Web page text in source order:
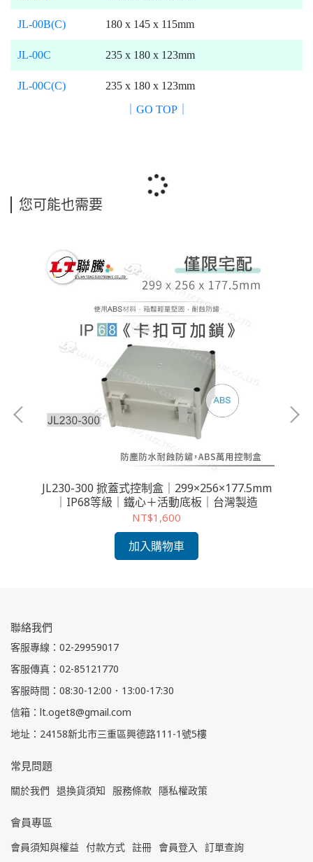
JL-00B(C) 180 x 145 x 115mm
JL-00C 235 x 180 x 123mm
JL-00C(C)
235 x 180 x 123mm
｜GO TOP｜
您可能也需要
JL230-300 掀蓋式控制盒｜299×256×177.5mm
｜IP68等級｜鐵心＋活動底板｜台灣製造
NT$1,600
加入購物車
聯絡我們
客服專線：02-29959017
客服傳真：02-85121770
客服時間：08:30-12:00．13:00-17:30
信箱：lt.oget8@gmail.com
地址：24158新北市三重區興德路111-1號5樓
常見問題
關於我們 退換貨須知 服務條款 隱私權政策
會員專區
會員須知與權益 付款方式 註冊 會員登入
訂單查詢